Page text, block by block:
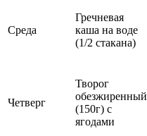
Среда
Гречневая
каша на воде
(1/2 стакана)
Четверг
Творог
обезжиренный
(150г) с
ягодами